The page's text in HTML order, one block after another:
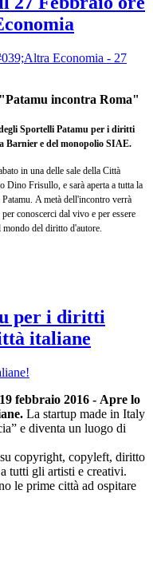
Patamu incontra Roma"
Sportelli Patamu per i diritti
Barnier e del monopolio SIAE.
in una delle sale della Città
Dino Frisullo, e sarà aperta a tutta la
A metà dell'incontro verrà
conoscerci dal vivo e per essere
del diritto d'autore.
per i diritti
italiane
febbraio 2016 - Apre lo
La startup made in Italy
e diventa un luogo di
copyright, copyleft, diritto
tutti gli artisti e creativi.
le prime città ad ospitare